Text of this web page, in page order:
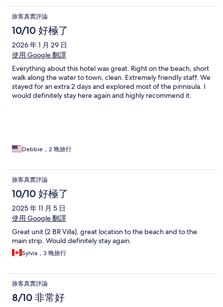
旅客真實評論
10/10 好極了
2026 年 1 月 29 日
使用 Google 翻譯
Everything about this hotel was great. Right on the beach, short
walk along the water to town, clean. Extremely friendly staff. We
stayed for an extra 2 days and explored most of the pinnisula. I
would definitely stay here again and highly recommend it.
Debbie，2 晚旅行
旅客真實評論
10/10 好極了
2025 年 11 月 5 日
使用 Google 翻譯
Great unit (2 BR Villa), great location to the beach and to the
main strip. Would definitely stay again.
Sylvia，3 晚旅行
旅客真實評論
8/10 非常好